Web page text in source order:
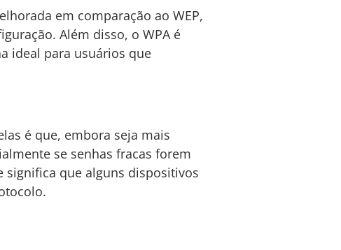
em comparação ao WEP,
Além disso, o WPA é
ideal para usuários que
é que, embora seja mais
se senhas fracas forem
significa que alguns dispositivos